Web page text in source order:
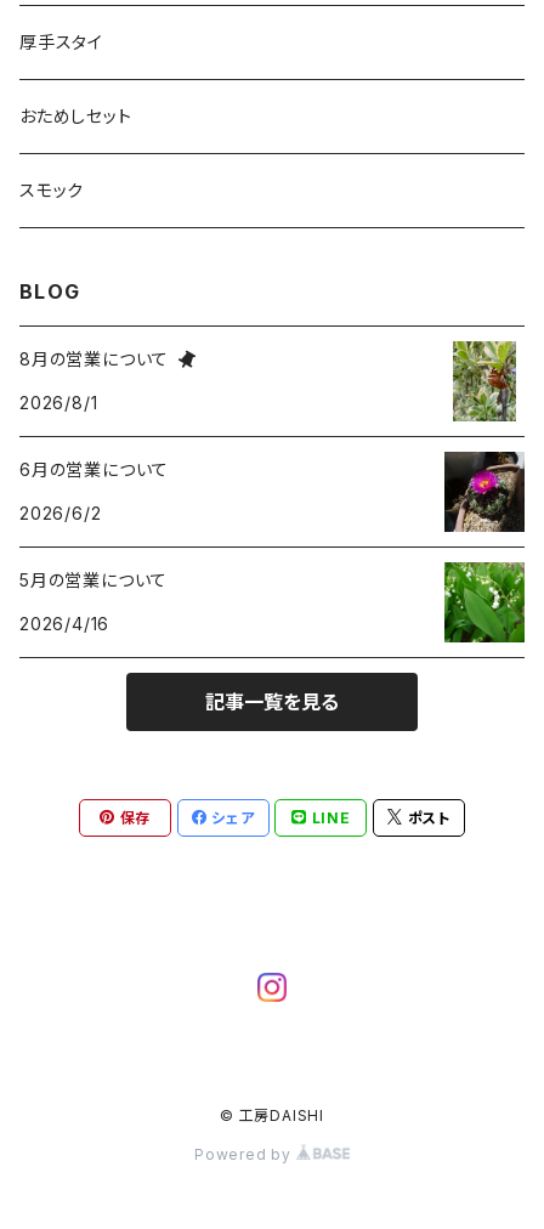
厚手スタイ
おためしセット
スモック
BLOG
8月の営業について
2026/8/1
6月の営業について
2026/6/2
5月の営業について
2026/4/16
記事一覧を見る
保存 シェア LINE ポスト
© 工房DAISHI
Powered by